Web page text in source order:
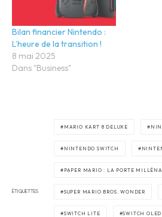
Bilan financier Nintendo :
L’heure de la transition !
8 mai 2025
Dans "Business"
ÉTIQUETTES
MARIO KART 8 DELUXE
NINTENDO SWITCH
PAPER MARIO : LA PORTE
SUPER MARIO BROS. WONDER
SWITCH LITE SWITCH OLED